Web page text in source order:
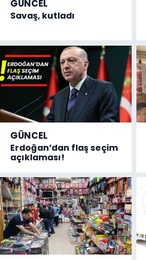
GÜNCEL
Savaş, kutladı
GÜNCEL
Erdoğan’dan flaş seçim
açıklaması!